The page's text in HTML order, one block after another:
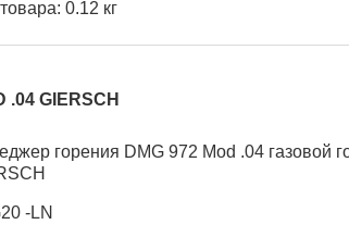
0.12 кг
GIERSCH
горения DMG 972 Mod .04 газовой
-LN